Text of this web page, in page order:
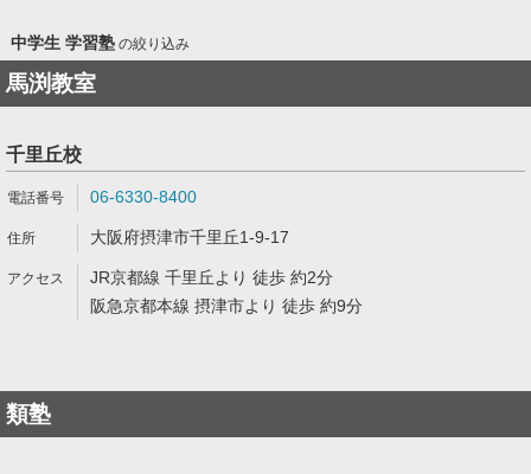
中学生 学習塾の絞り込み
馬渕教室
千里丘校
06-6330-8400
大阪府摂津市千里丘1-9-17
JR京都線 千里丘より 徒歩 約2分
阪急京都本線 摂津市より 徒歩 約9分
類塾